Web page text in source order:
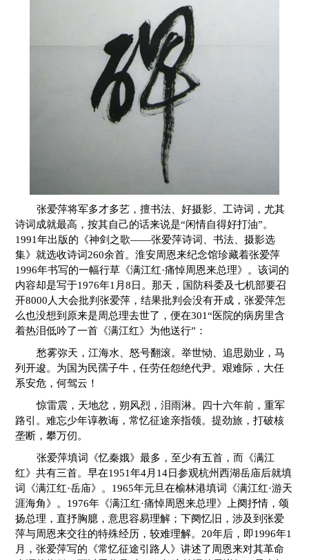
张爱萍将军多才多艺，擅书法、好摄影、工诗词，尤其
诗词成就最高，按其自己的话来说是“闲情自得好打油”。
1991年出版的《神剑之歌——张爱萍诗词、书法、摄影选
集》就选收诗词260余首。淮安周恩来纪念馆珍藏着张爱萍
1996年书写的一幅行草《满江红·痛悼周恩来总理》。该词的
内容却是写于1976年1月8日。那天，国防科委及七机部要召
开8000人大会批判张爱萍，结果批判会没有开成，张爱萍怎
么也没想到原来是周总理去世了，便在301“医院的病房里含
着热泪低吟了一首《满江红》为他送行”：
愁雾弥天，江海水、怒号翻滚。举世恸、追思勋业，马
列开逡。为国为民孺子牛，任劳任怨绝代尹。艰难际，大任
系安危，何驾云！
惊雷震，天地忿，朔风烈，泪雨淋。四十六年前，重军
路引。难忘少年谆教诲，常忆征途亲指领。提劲旅，打破核
垄断，攀万仞。
张爱萍填词《忆秦娥》最多，至少有五首，而《满江
红》共有三首。早在1951年4月14日参观杭州西湖岳庙后就填
词《满江红·岳庙》。1965年元旦在榆林港填词《满江红·游天
涯海角》。1976年《满江红·痛悼周恩来总理》上阕抒情，颂
扬总理，直抒胸臆，意思容易理解；下阕忆旧，涉及到张爱
萍与周恩来交往的特殊经历，较难理解。20年后，即1996年1
月，张爱萍写的《常忆征途引路人》讲述了周恩来对其革命